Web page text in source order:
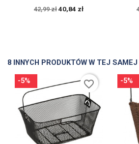
42,99 zł 40,84 zł
8 INNYCH PRODUKTÓW W TEJ
-5% favorite_border -5%